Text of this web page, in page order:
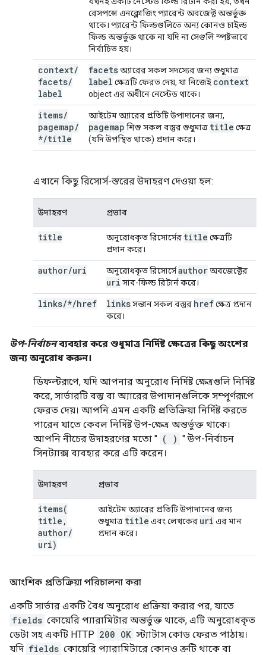
রেসপন্সে এনক্লোজিং প্যারেন্ট অবজেক্ট অন্তর্ভুক্ত
থাকে। প্যারেন্ট ফিল্ডগুলিতে অন্য কোনও চাইল্ড
ফিল্ড অন্তর্ভুক্ত থাকে না যদি না সেগুলি স্পষ্টভাবে
নির্বাচিত হয়।
context/
facets/
label
facetsঅ্যারের সকল সদস্যের জন্য শুধুমাত্র
label ক্ষেত্রটি ফেরত দেয়, যা নিজেই context
object এর অধীনে নেস্টেড থাকে।
items/
pagemap/
*/title
আইটেম অ্যারের প্রতিটি উপাদানের জন্য,
pagemap শিশু সকল বস্তুর শুধুমাত্র title ক্ষেত্র
(যদি উপস্থিত থাকে) প্রদান করে।
এখানে কিছু রিসোর্স-স্তরের উদাহরণ দেওয়া হল:
উদাহরণ প্রভাব
title অনুরোধকৃত রিসোর্সের title ক্ষেত্রটি
প্রদান করে।
author/uri অনুরোধকৃত রিসোর্সেauthorঅবজেক্টের
uri সাব-ফিল্ড রিটার্ন করে।
links/*/href linksসন্তান সকল বস্তুর hrefক্ষেত্র প্রদান
করে।
উপ-নির্বাচনব্যবহার করে শুধুমাত্র নির্দিষ্ট ক্ষেত্রের কিছু অংশের
জন্য অনুরোধ করুন।
ডিফল্টরূপে, যদি আপনার অনুরোধ নির্দিষ্ট ক্ষেত্রগুলি নির্দিষ্ট
করে, সার্ভারটি বস্তু বা অ্যারের উপাদানগুলিকে সম্পূর্ণরূপে
ফেরত দেয়। আপনি এমন একটি প্রতিক্রিয়া নির্দিষ্ট করতে
পারেন যাতে কেবল নির্দিষ্ট উপ-ক্ষেত্র অন্তর্ভুক্ত থাকে।
আপনি নীচের উদাহরণের মতো " ( ) " উপ-নির্বাচন
সিনট্যাক্স ব্যবহার করে এটি করেন।
উদাহরণ প্রভাব
items(
title ,
author/
uri)
আইটেম অ্যারের প্রতিটি উপাদানের জন্য
শুধুমাত্র title এবং লেখকের uri এর মান
প্রদান করে।
আংশিক প্রতিক্রিয়া পরিচালনা করা
একটি সার্ভার একটি বৈধ অনুরোধ প্রক্রিয়া করার পর, যাতে
fields কোয়েরি প্যারামিটার অন্তর্ভুক্ত থাকে, এটি অনুরোধকৃত
ডেটা সহ একটি HTTP 200 OK স্ট্যাটাস কোড ফেরত পাঠায়।
যদি fields কোয়েরি প্যারামিটারে কোনও ত্রুটি থাকে বা